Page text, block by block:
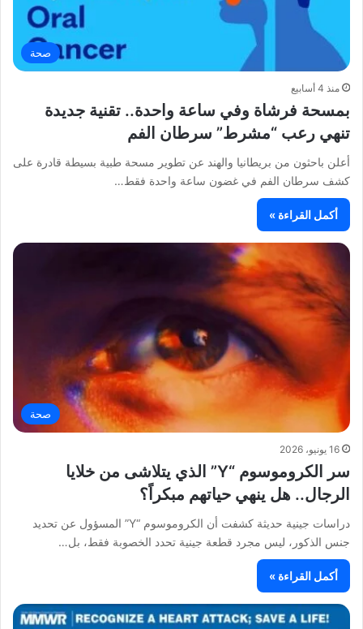
صحة
منذ 4 أسابيع
بمسحة فرشاة وفي ساعة واحدة.. تقنية جديدة
تنهي رعب “مشرط” سرطان الفم
أعلن باحثون من بريطانيا والهند عن تطوير مسحة طبية بسيطة قادرة على
كشف سرطان الفم في غضون ساعة واحدة فقط…
أكمل القراءة »
صحة
16 يونيو، 2026
سر الكروموسوم “Y” الذي يتلاشى من خلايا
الرجال.. هل ينهي حياتهم مبكراً؟
دراسات جينية حديثة كشفت أن الكروموسوم “Y” المسؤول عن تحديد
جنس الذكور، ليس مجرد قطعة جينية تحدد الخصوبة فقط، بل…
أكمل القراءة »